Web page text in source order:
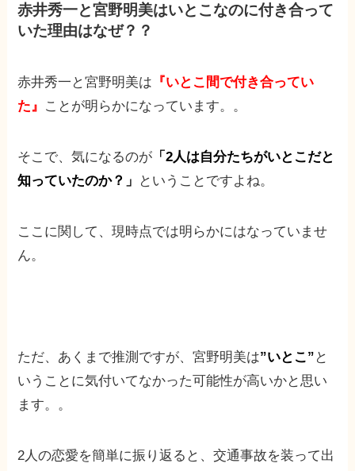
赤井秀一と宮野明美はいとこなのに付き合って
いた理由はなぜ？？
赤井秀一と宮野明美は 『いとこ間で付き合ってい
た』 ことが明らかになっています。。
そこで、気になるのが 「2人は自分たちがいとこだと
知っていたのか？」
ということですよね。
ここに関して、現時点では明らかにはなっていませ
ん。
ただ、あくまで推測ですが、宮野明美は”いとこ” と
いうことに気付いてなかった可能性が高いかと思い
ます。。
2人の恋愛を簡単に振り返ると、交通事故を装って出